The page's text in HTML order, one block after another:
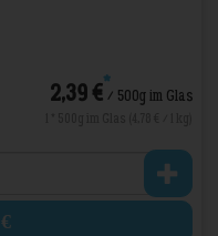
2,39 €*/ 500g im Glas
€